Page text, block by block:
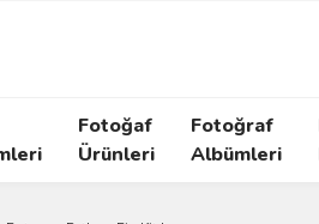
Fotoğaf
Ürünleri
Fotoğraf
Albümleri